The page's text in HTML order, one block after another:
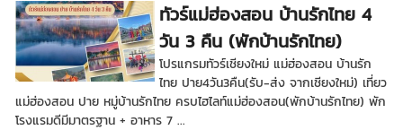
ทัวร์แม่ฮ่องสอน บ้านรักไทย 4
วัน 3 คืน (พักบ้านรักไทย)
โปรแกรมทัวร์เชียงใหม่ แม่ฮ่องสอน บ้านรัก
ไทย ปาย4วัน3คืน(รับ-ส่ง จากเชียงใหม่) เที่ยว
แม่ฮ่องสอน ปาย หมู่บ้านรักไทย ครบไฮไลท์แม่ฮ่องสอน(พักบ้านรักไทย) พัก
โรงแรมดีมีมาตรฐาน + อาหาร 7 ...